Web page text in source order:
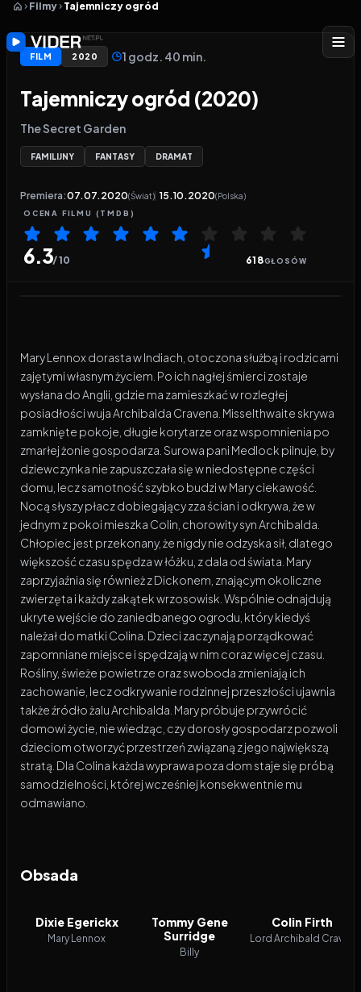
Filmy Tajemniczy ogród
FILM 2020 1 godz. 40 min.
Tajemniczy ogród (2020)
The Secret Garden
FAMILIJNY FANTASY DRAMAT
Premiera:07.07.2020(Świat) 15.10.2020(Polska)
OCENA FILMU (TMDB)
6.3/ 10 618GŁOSÓW
Mary Lennox dorasta w Indiach, otoczona służbą i rodzicami
zajętymi własnym życiem. Po ich nagłej śmierci zostaje
wysłana do Anglii, gdzie ma zamieszkać w rozległej
posiadłości wuja Archibalda Cravena. Misselthwaite skrywa
zamknięte pokoje, długie korytarze oraz wspomnienia po
zmarłej żonie gospodarza. Surowa pani Medlock pilnuje, by
dziewczynka nie zapuszczała się w niedostępne części
domu, lecz samotność szybko budzi w Mary ciekawość.
Nocą słyszy płacz dobiegający zza ścian i odkrywa, że w
jednym z pokoi mieszka Colin, chorowity syn Archibalda.
Chłopiec jest przekonany, że nigdy nie odzyska sił, dlatego
większość czasu spędza w łóżku, z dala od świata. Mary
zaprzyjaźnia się również z Dickonem, znającym okoliczne
zwierzęta i każdy zakątek wrzosowisk. Wspólnie odnajdują
ukryte wejście do zaniedbanego ogrodu, który kiedyś
należał do matki Colina. Dzieci zaczynają porządkować
zapomniane miejsce i spędzają w nim coraz więcej czasu.
Rośliny, świeże powietrze oraz swoboda zmieniają ich
zachowanie, lecz odkrywanie rodzinnej przeszłości ujawnia
także źródło żalu Archibalda. Mary próbuje przywrócić
domowi życie, nie wiedząc, czy dorosły gospodarz pozwoli
dzieciom otworzyć przestrzeń związaną z jego największą
stratą. Dla Colina każda wyprawa poza dom staje się próbą
samodzielności, której wcześniej konsekwentnie mu
odmawiano.
Obsada
Dixie Egerickx
Mary Lennox
Tommy Gene
Surridge
Billy
Colin Firth
Lord Archibald Craven